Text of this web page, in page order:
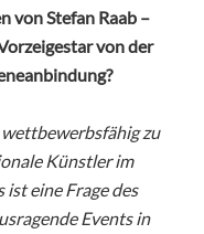
von Stefan Raab –
von der
zu
Künstler im
eine Frage des
Events in